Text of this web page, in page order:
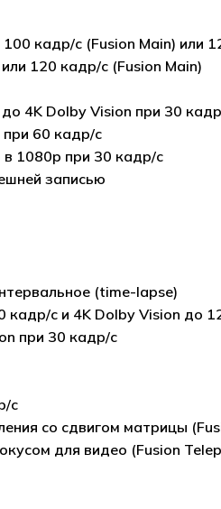
кадр/с (Fusion Main) или
120 кадр/с (Fusion Main)
4K Dolby Vision при 30
60 кадр/с
1080p при 30 кадр/с
записью
(time-lapse)
с и 4K Dolby Vision до
при 30 кадр/с
с
со сдвигом матрицы
для видео (Fusion